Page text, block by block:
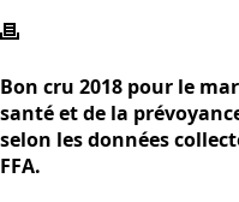
Bon cru 2018 pour le
santé et de la
selon les données
FFA.